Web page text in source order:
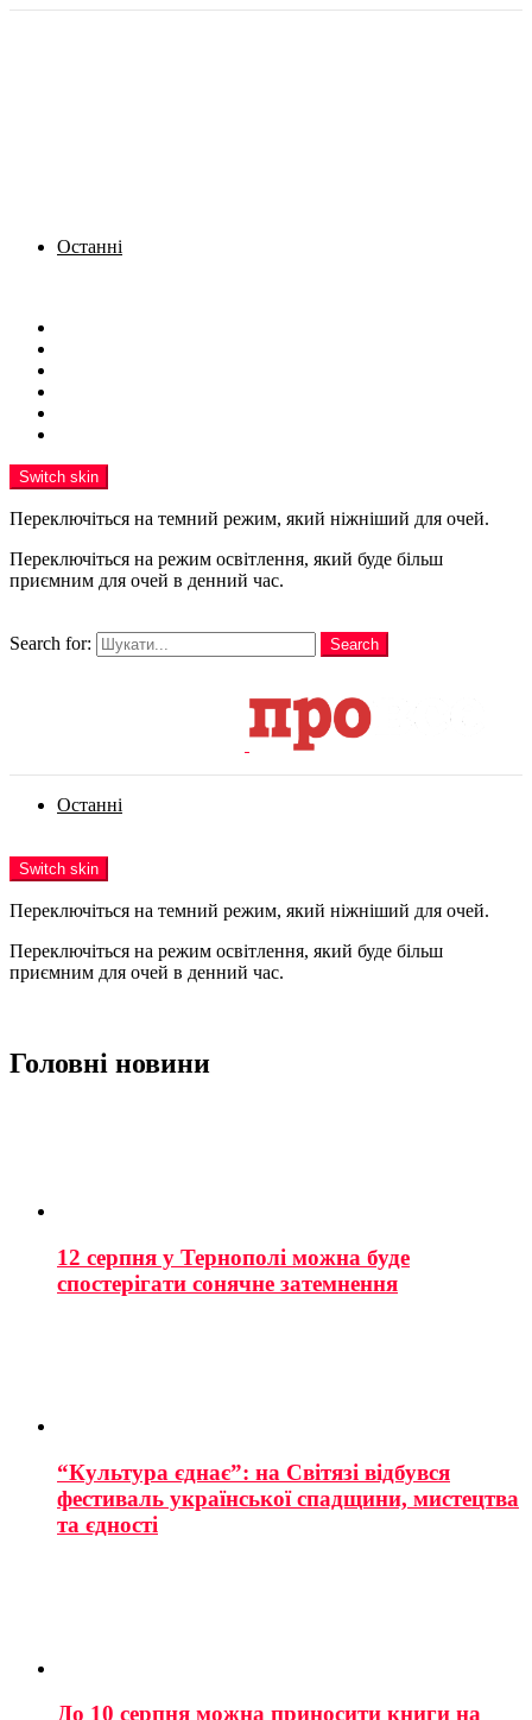
Останні
Switch skin
Переключіться на темний режим, який ніжніший для очей.
Переключіться на режим освітлення, який буде більш
приємним для очей в денний час.
Search for:
Search
Останні
Switch skin
Переключіться на темний режим, який ніжніший для очей.
Переключіться на режим освітлення, який буде більш
приємним для очей в денний час.
Головні новини
12 серпня у Тернополі можна буде
спостерігати сонячне затемнення
“Культура єднає”: на Світязі відбувся
фестиваль української спадщини, мистецтва
та єдності
До 10 серпня можна приносити книги на